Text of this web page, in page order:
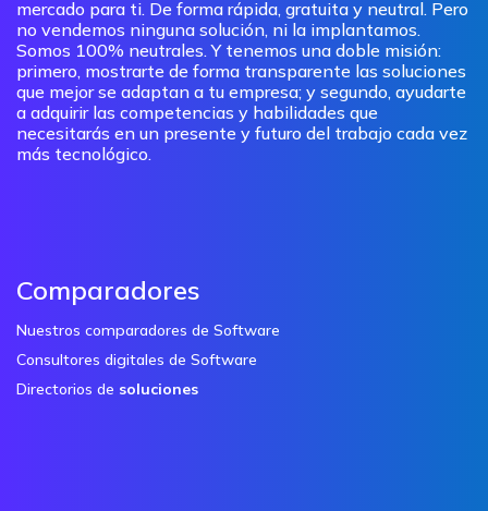
mercado para ti. De forma rápida, gratuita y neutral. Pero
no vendemos ninguna solución, ni la implantamos.
Somos 100% neutrales. Y tenemos una doble misión:
primero, mostrarte de forma transparente las soluciones
que mejor se adaptan a tu empresa; y segundo, ayudarte
a adquirir las competencias y habilidades que
necesitarás en un presente y futuro del trabajo cada vez
más tecnológico.
Comparadores
Nuestros comparadores de Software
Consultores digitales de Software
Directorios de soluciones